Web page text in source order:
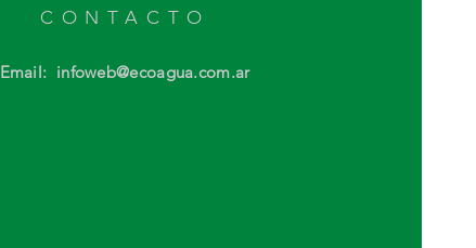
CONTACTO
Email: infoweb@ecoagua.com.ar